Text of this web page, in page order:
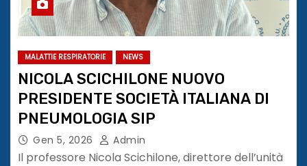
MALATTIE RESPIRATORIE NEWS
NICOLA SCICHILONE NUOVO
PRESIDENTE SOCIETÀ ITALIANA DI
PNEUMOLOGIA SIP
Gen 5, 2026 Admin
Il professore Nicola Scichilone, direttore dell’unità